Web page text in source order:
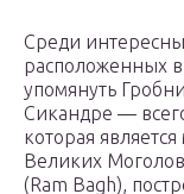
Среди
расположенных в
упомянуть
Сикандре —
которая
Великих
(Ram Bagh),